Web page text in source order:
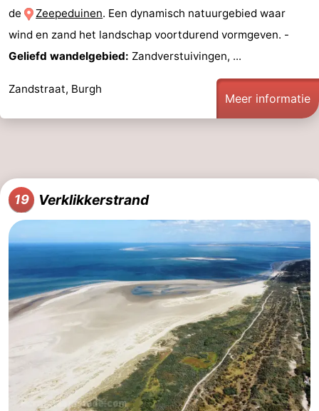
de
Zeepeduinen. Een dynamisch natuurgebied waar
wind en zand het landschap voortdurend vormgeven. -
Geliefd wandelgebied: Zandverstuivingen, ...
Zandstraat, Burgh
Meer informatie
19 Verklikkerstrand